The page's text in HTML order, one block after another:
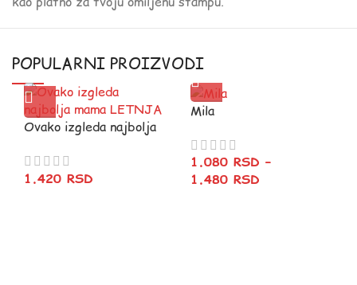
POPULARNI PROIZVODI
Ovako izgleda najbolja
1.420 RSD
Mila
1.080 RSD –
1.480 RSD